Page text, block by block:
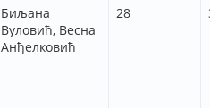
Биљана
Вуловић, Весна
Анђелковић
28